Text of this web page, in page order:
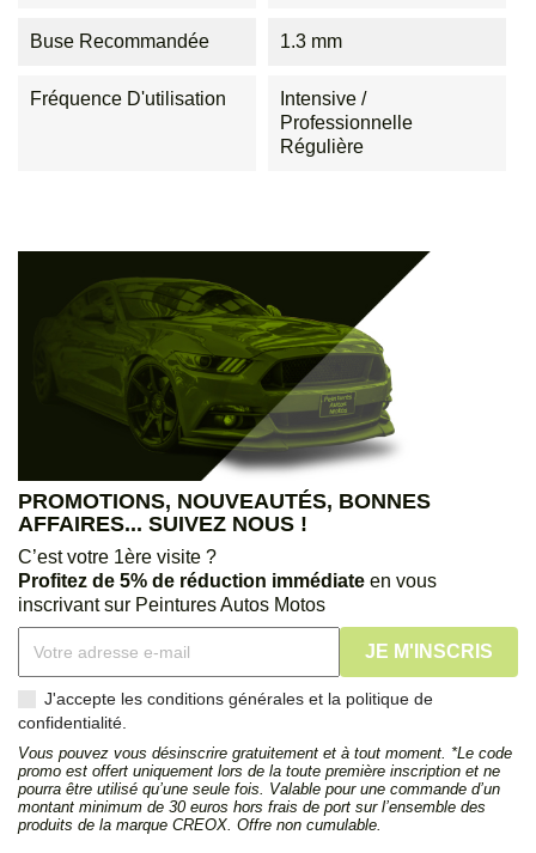
Buse Recommandée 1.3 mm
Fréquence D'utilisation
Intensive /
Professionnelle
Régulière
PROMOTIONS, NOUVEAUTÉS, BONNES
AFFAIRES... SUIVEZ NOUS !
C’est votre 1ère visite ?
Profitez de 5% de réduction immédiate en vous
inscrivant sur Peintures Autos Motos
J'accepte les conditions générales et la politique de
confidentialité.
Vous pouvez vous désinscrire gratuitement et à tout moment. *Le code
promo est offert uniquement lors de la toute première inscription et ne
pourra être utilisé qu’une seule fois. Valable pour une commande d’un
montant minimum de 30 euros hors frais de port sur l’ensemble des
produits de la marque CREOX. Offre non cumulable.